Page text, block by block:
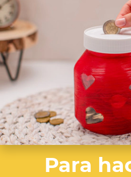
Para